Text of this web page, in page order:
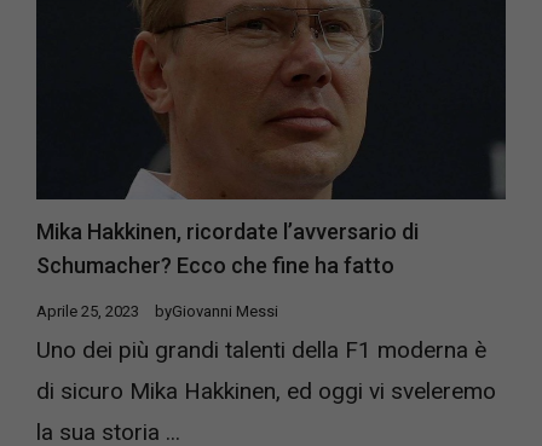
Mika Hakkinen, ricordate l’avversario di
Schumacher? Ecco che fine ha fatto
Aprile 25, 2023 byGiovanni Messi
Uno dei più grandi talenti della F1 moderna è
di sicuro Mika Hakkinen, ed oggi vi sveleremo
la sua storia ...